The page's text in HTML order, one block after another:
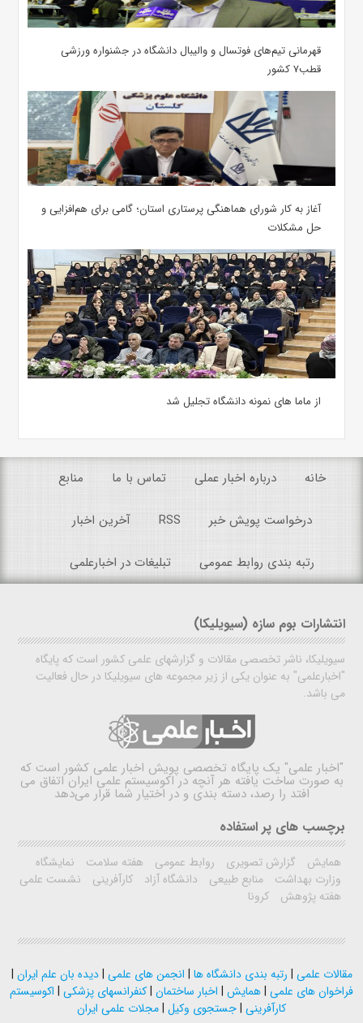
قهرمانی تیم‌های فوتسال و والیبال دانشگاه در جشنواره ورزشی
قطب۷ کشور
آغاز به کار شورای هماهنگی پرستاری استان؛ گامی برای هم‌افزایی و
حل مشکلات
از ماما های نمونه دانشگاه تجلیل شد
خانه درباره اخبار عملی تماس با ما منابع
درخواست پویش خبر RSS آخرین اخبار
رتبه بندی روابط عمومی تبلیغات در اخبارعلمی
انتشارات بوم سازه (سیویلیکا)
سیویلیکا، ناشر تخصصی مقالات و گزارشهای علمی کشور است که پایگاه
"اخبارعلمی" به عنوان یکی از زیر مجموعه های سیویلیکا در حال فعالیت
می باشد.
"اخبار علمی" یک پایگاه تخصصی پویش اخبار علمی کشور است که
به صورت ساخت یافته هر آنچه در اکوسیستم علمی ایران اتفاق می
افتد را رصد، دسته بندی و در اختیار شما قرار می‌دهد
برچسب های پر استفاده
همایش گزارش تصویری روابط عمومی هفته سلامت
نمایشگاه
وزارت بهداشت
منابع طبیعی دانشگاه آزاد کارآفرینی
نشست علمی
هفته پژوهش
کرونا
مقالات علمی | رتبه بندی دانشگاه ها | انجمن های علمی |دیده بان علم ایران |
فراخوان های علمی |همایش | اخبار ساختمان |کنفرانسهای پزشکی | اکوسیستم
کارآفرینی |جستجوی وکیل |مجلات علمی ایران